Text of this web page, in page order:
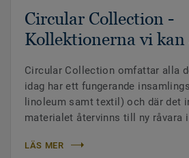
Circular Collection -
Kollektionerna vi
Circular Collection omfattar alla
idag har ett fungerande
linoleum samt textil) och där det
materialet återvinns till ny råvara i
LÄS MER